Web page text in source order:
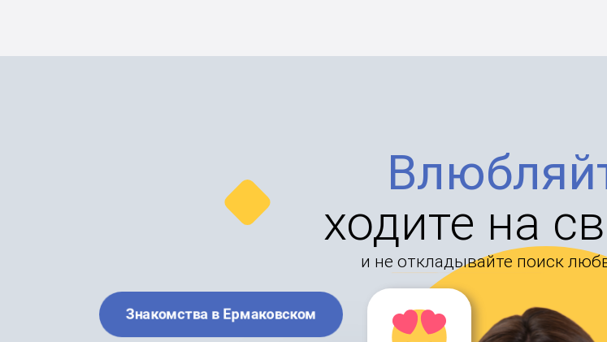
ходите на
и не откладывайте поиск
Знакомства в Ермаковском